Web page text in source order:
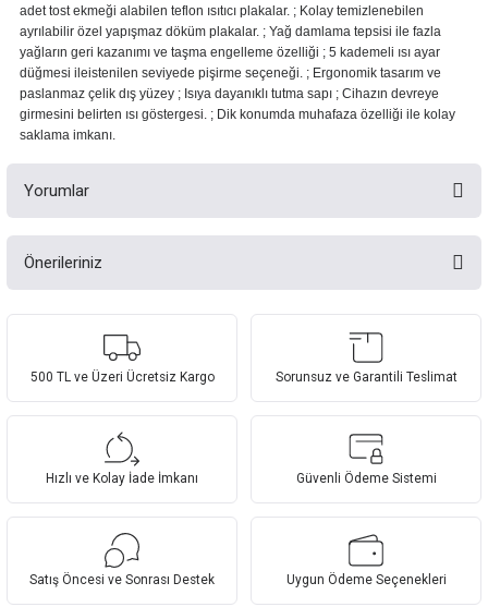
adet tost ekmeği alabilen teflon ısıtıcı plakalar. ; Kolay temizlenebilen
ayrılabilir özel yapışmaz döküm plakalar. ; Yağ damlama tepsisi ile fazla
yağların geri kazanımı ve taşma engelleme özelliği ; 5 kademeli ısı ayar
düğmesi ileistenilen seviyede pişirme seçeneği. ; Ergonomik tasarım ve
paslanmaz çelik dış yüzey ; Isıya dayanıklı tutma sapı ; Cihazın devreye
girmesini belirten ısı göstergesi. ; Dik konumda muhafaza özelliği ile kolay
saklama imkanı.
Yorumlar
Önerileriniz
Bu ürünün fiyat bilgisi, resim, ürün açıklamalarında ve diğer konularda
yetersiz gördüğünüz noktaları öneri formunu kullanarak tarafımıza
Görüş ve önerileriniz için teşekkür ederiz.
Ürün resmi kalitesiz, bozuk veya görüntülenemiyor.
Ürün açıklamasında eksik bilgiler bulunuyor.
Bu ürüne benzer farklı alternatifler olmalı.
500 TL ve Üzeri Ücretsiz Kargo Sorunsuz ve Garantili Teslimat
Hızlı ve Kolay İade İmkanı Güvenli Ödeme Sistemi
Satış Öncesi ve Sonrası Destek Uygun Ödeme Seçenekleri